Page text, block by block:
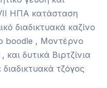
ΗΠΑ κατάσταση
διαδικτυακά καζίνο
boodle , Μοντέρνο
δυτικά Βιρτζίνια
τζόγος